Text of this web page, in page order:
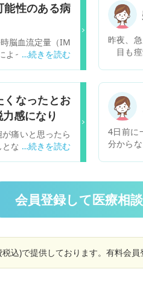
能性のある病
脳血流定量（IM
よっては、造影C
い致します。
昨夜、
目も
嘔吐が
くなったとお
感になり
痛いと思ったら
なった。すぐに
台になります。
あります。 両親
も怖いです。50歳
いですが。脳梗塞
4日前に
分から
けた方
で必要
会員登録して医療相
込)で提供しております。有料会